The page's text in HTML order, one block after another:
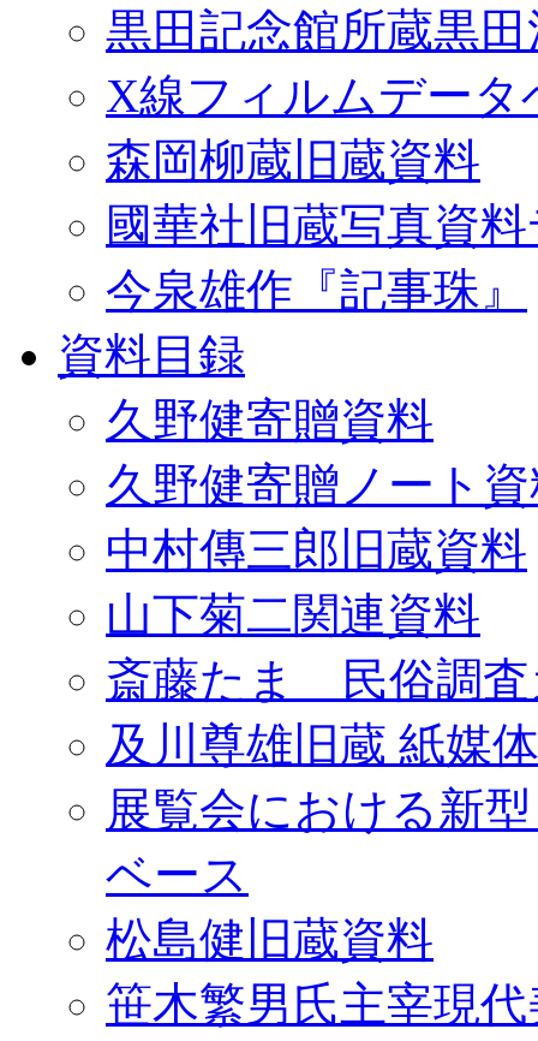
黒田記念館所蔵黒
X線フィルムデータ
森岡柳蔵旧蔵資料
國華社旧蔵写真資
今泉雄作『記事珠』
資料目録
久野健寄贈資料
久野健寄贈ノート
中村傳三郎旧蔵資料
山下菊二関連資料
斎藤たま 民俗調査
及川尊雄旧蔵 紙媒
展覧会における新
ベース
松島健旧蔵資料
笹木繁男氏主宰現